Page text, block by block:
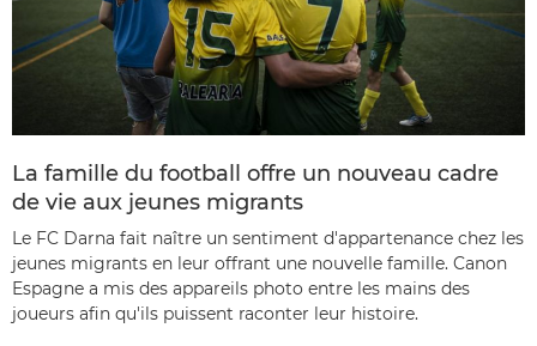
La famille du football offre un nouveau cadre
de vie aux jeunes migrants
Le FC Darna fait naître un sentiment d'appartenance chez les
jeunes migrants en leur offrant une nouvelle famille. Canon
Espagne a mis des appareils photo entre les mains des
joueurs afin qu'ils puissent raconter leur histoire.